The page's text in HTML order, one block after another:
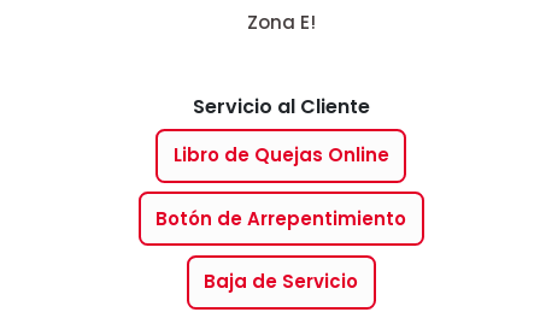
Zona E!
Servicio al Cliente
Libro de Quejas Online
Botón de Arrepentimiento
Baja de Servicio